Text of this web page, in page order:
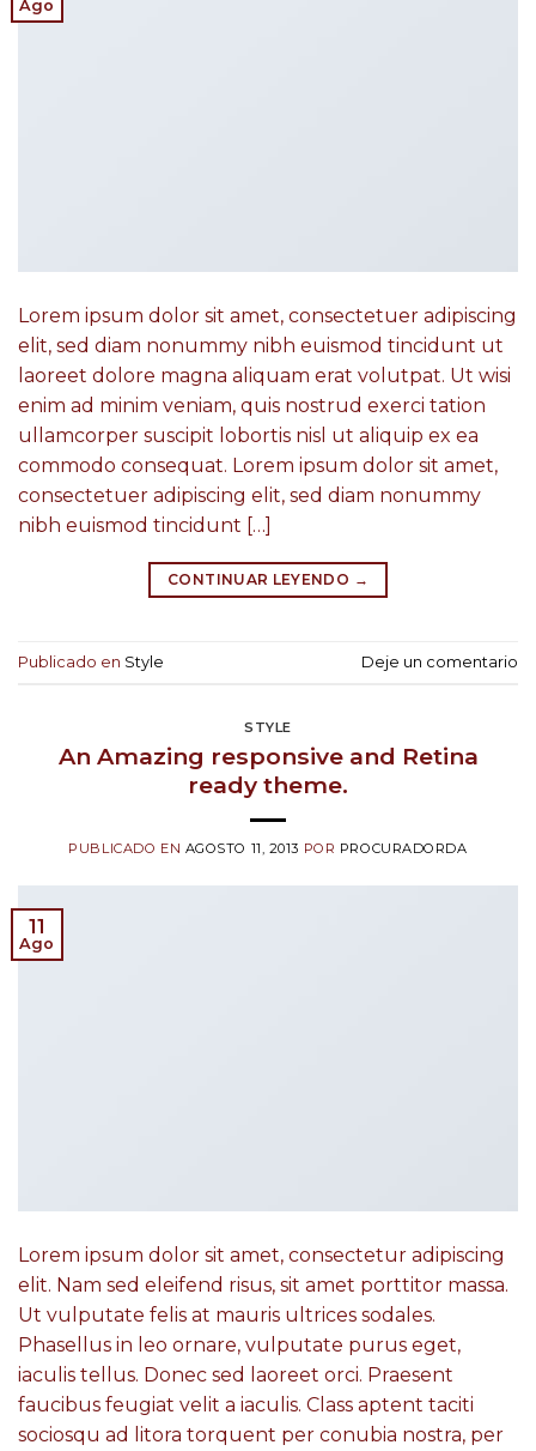
Ago
Lorem ipsum dolor sit amet, consectetuer adipiscing
elit, sed diam nonummy nibh euismod tincidunt ut
laoreet dolore magna aliquam erat volutpat. Ut wisi
enim ad minim veniam, quis nostrud exerci tation
ullamcorper suscipit lobortis nisl ut aliquip ex ea
commodo consequat. Lorem ipsum dolor sit amet,
consectetuer adipiscing elit, sed diam nonummy
nibh euismod tincidunt […]
CONTINUAR LEYENDO →
Publicado en Style Deje un comentario
STYLE
An Amazing responsive and Retina
ready theme.
PUBLICADO EN AGOSTO 11, 2013 POR PROCURADORDA
11
Ago
Lorem ipsum dolor sit amet, consectetur adipiscing
elit. Nam sed eleifend risus, sit amet porttitor massa.
Ut vulputate felis at mauris ultrices sodales.
Phasellus in leo ornare, vulputate purus eget,
iaculis tellus. Donec sed laoreet orci. Praesent
faucibus feugiat velit a iaculis. Class aptent taciti
sociosqu ad litora torquent per conubia nostra, per